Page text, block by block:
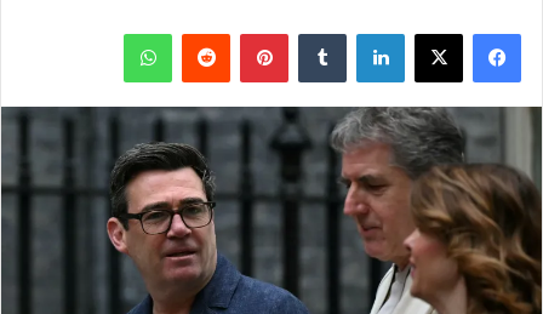
فيسبوك
‫X لينكدإن بينتيريست واتساب